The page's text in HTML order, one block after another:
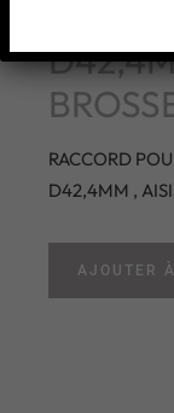
RACCORD
D42,4MM ,
AJOUTER